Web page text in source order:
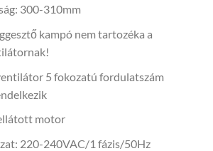
300-310mm
kampó nem tartozéka a
5 fokozatú fordulatszám
motor
220-240VAC/1 fázis/50Hz